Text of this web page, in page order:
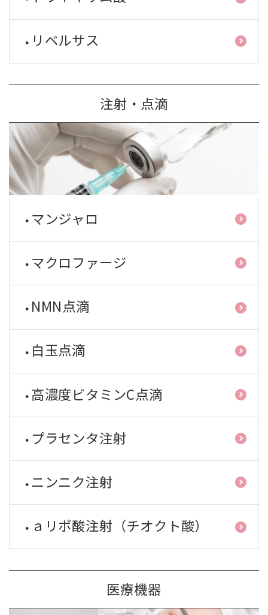
リベルサス
注射・点滴
マンジャロ
マクロファージ
NMN点滴
白玉点滴
高濃度ビタミンC点滴
プラセンタ注射
ニンニク注射
ａリポ酸注射（チオクト酸）
医療機器